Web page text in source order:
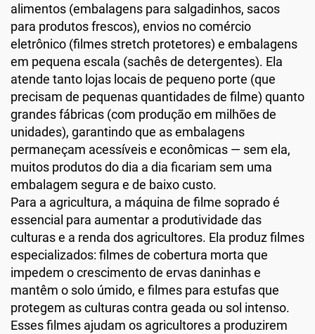
alimentos (embalagens para salgadinhos, sacos
para produtos frescos), envios no comércio
eletrônico (filmes stretch protetores) e embalagens
em pequena escala (sachês de detergentes). Ela
atende tanto lojas locais de pequeno porte (que
precisam de pequenas quantidades de filme) quanto
grandes fábricas (com produção em milhões de
unidades), garantindo que as embalagens
permaneçam acessíveis e econômicas — sem ela,
muitos produtos do dia a dia ficariam sem uma
embalagem segura e de baixo custo.
Para a agricultura, a máquina de filme soprado é
essencial para aumentar a produtividade das
culturas e a renda dos agricultores. Ela produz filmes
especializados: filmes de cobertura morta que
impedem o crescimento de ervas daninhas e
mantêm o solo úmido, e filmes para estufas que
protegem as culturas contra geada ou sol intenso.
Esses filmes ajudam os agricultores a produzirem